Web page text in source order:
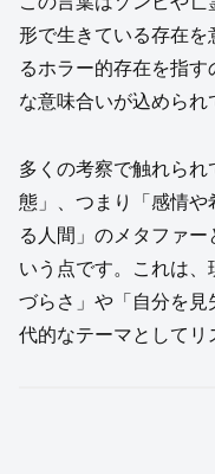
形で生きている存在
るホラー的存在を指
な意味合いが込められ
多くの考察で触れら
態」、つまり「感情
る人間」のメタファー
いう点です。これは、
づらさ」や「自分を見
代的なテーマとしてリ